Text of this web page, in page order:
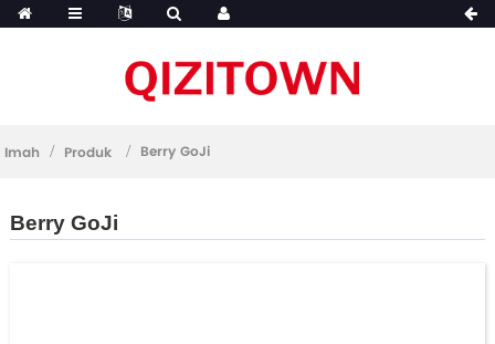
Imah Produk Berry GoJi
Berry GoJi